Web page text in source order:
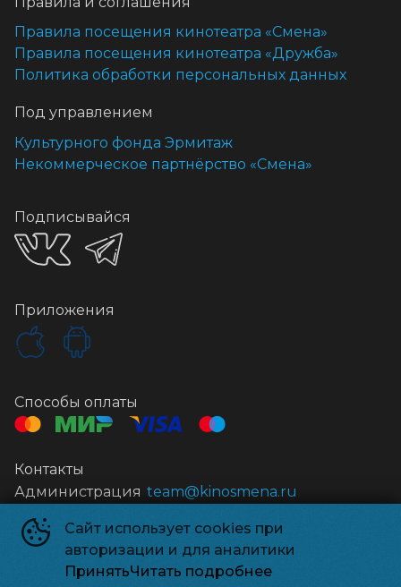
Сайт использует cookies при
авторизации и для аналитики
ПринятьЧитать подробнее
Правила посещения кинотеатра «Смена»
Правила посещения кинотеатра «Дружба»
Политика обработки персональных данных
Под управлением
Культурного фонда Эрмитаж
Некоммерческое партнёрство «Смена»
Подписывайся
Приложения
Способы оплаты
Контакты
Администрация team@kinosmena.ru
Киносмена © 2026
Powered byp24.app